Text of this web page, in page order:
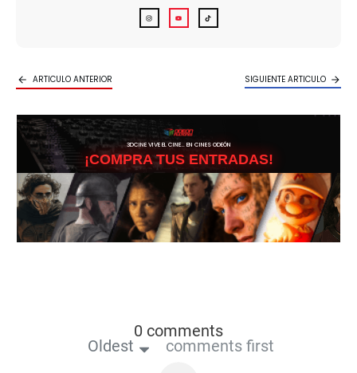
ARTICULO ANTERIOR SIGUIENTE ARTICULO
3DCINE VIVE EL CINE… EN CINES ODEÓN
¡COMPRA TUS ENTRADAS!
0 comments
Oldest comments first